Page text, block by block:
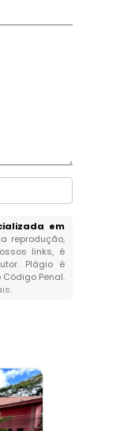
em
reprodução,
links, é
Plágio é
Penal.
.